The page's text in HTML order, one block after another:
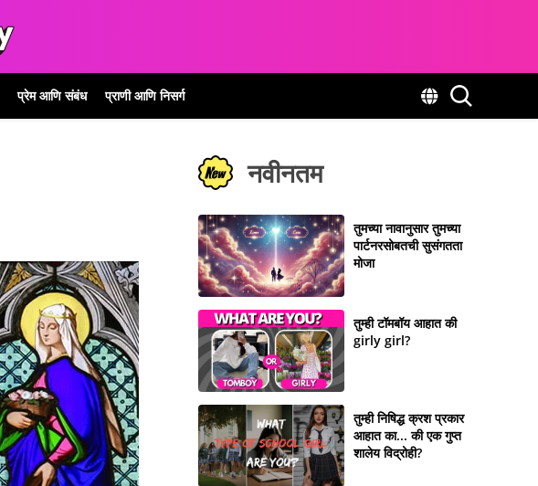
प्रेम आणि संबंध प्राणी आणि निसर्ग
नवीनतम
तुमच्या नावानुसार तुमच्या
पार्टनरसोबतची सुसंगतता
मोजा
तुम्ही टॉमबॉय आहात की
girly girl?
तुम्ही निषिद्ध क्रश प्रकार
आहात का... की एक गुप्त
शालेय विद्रोही?